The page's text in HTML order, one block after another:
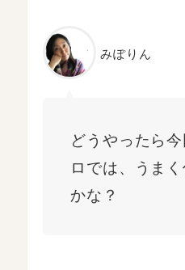
みぽりん
どうやったら
ロでは、うま
かな？